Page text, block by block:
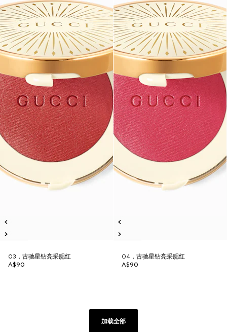
03，古驰星钻亮采腮红
A$90
04，古驰星钻亮采腮红
A$90
加载全部